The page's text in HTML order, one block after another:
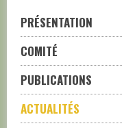
PRÉSENTATION
COMITÉ
PUBLICATIONS
ACTUALITÉS